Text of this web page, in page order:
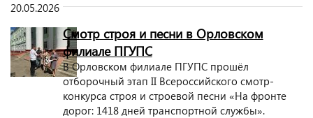
20.05.2026
Смотр строя и песни в Орловском
филиале ПГУПС
В Орловском филиале ПГУПС прошёл
отборочный этап II Всероссийского смотр-
конкурса строя и строевой песни «На фронте
дорог: 1418 дней транспортной службы».